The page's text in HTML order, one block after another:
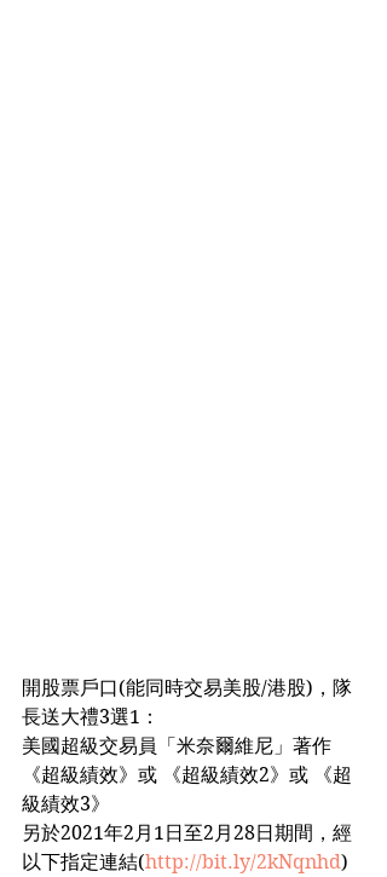
開股票戶口(能同時交易美股/港股)，隊
長送大禮3選1：
美國超級交易員「米奈爾維尼」著作
《超級績效》或 《超級績效2》或 《超
級績效3》
另於2021年2月1日至2月28日期間，經
以下指定連結(http://bit.ly/2kNqnhd)